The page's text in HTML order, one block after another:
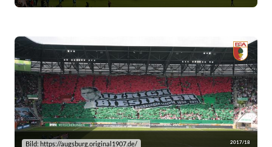
Bild: https://augsburg.original1907.de/ 2017/18